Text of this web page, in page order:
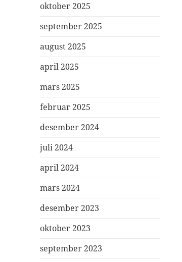
oktober 2025
september 2025
august 2025
april 2025
mars 2025
februar 2025
desember 2024
juli 2024
april 2024
mars 2024
desember 2023
oktober 2023
september 2023